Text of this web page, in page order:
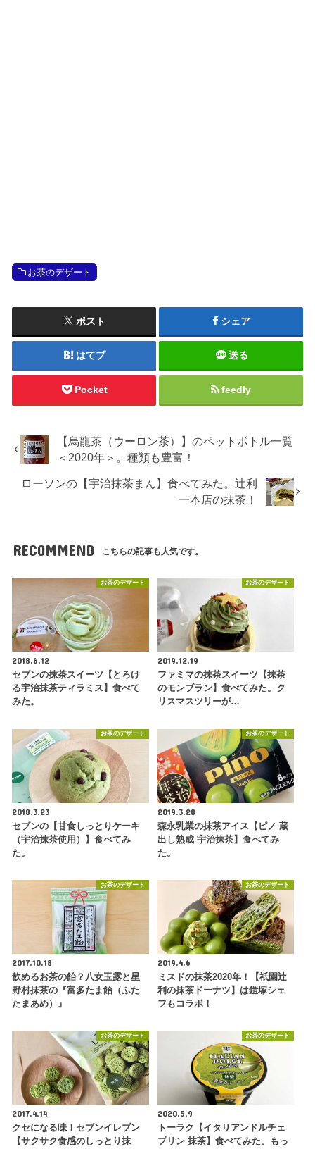
お茶のデザート
ポスト シェア
はてブ 送る
Pocket feedly
【烏龍茶（ウーロン茶）】のペットボトル一覧
＜2020年＞。種類も豊富！
ローソンの【宇治抹茶まん】食べてみた。辻利
一本店の抹茶！
RECOMMEND こちらの記事も人気です。
お茶のデザート
2018.6.12
セブンの抹茶スイーツ【とろけ
る宇治抹茶ティラミス】食べて
みた。
お茶のデザート
2019.12.19
ファミマの抹茶スイーツ【抹茶
のモンブラン】食べてみた。ク
リスマスツリーが…
お茶のデザート
2018.3.23
セブンの【甘食しっとりケーキ
（宇治抹茶使用）】食べてみ
た。
お茶のデザート
2019.3.28
森永乳業の抹茶アイス【ピノ 蔵
出し熟成 宇治抹茶】食べてみ
た。
お茶のデザート
2017.10.18
飲めるお茶の飴？八女玉露と星
野村抹茶の『富多たま飴（ふた
たまあめ）』
お茶のデザート
2019.4.6
ミスドの抹茶2020年！【祇園辻
利の抹茶ドーナツ】は鎧塚シェ
フもコラボ！
お茶のデザート
2017.4.14
クセになる味！セブンイレブン
【サクサク食感のしっとり抹
お茶のデザート
2020.5.9
トーラク【イタリアンドルチェ
プリン 抹茶】食べてみた。もっ